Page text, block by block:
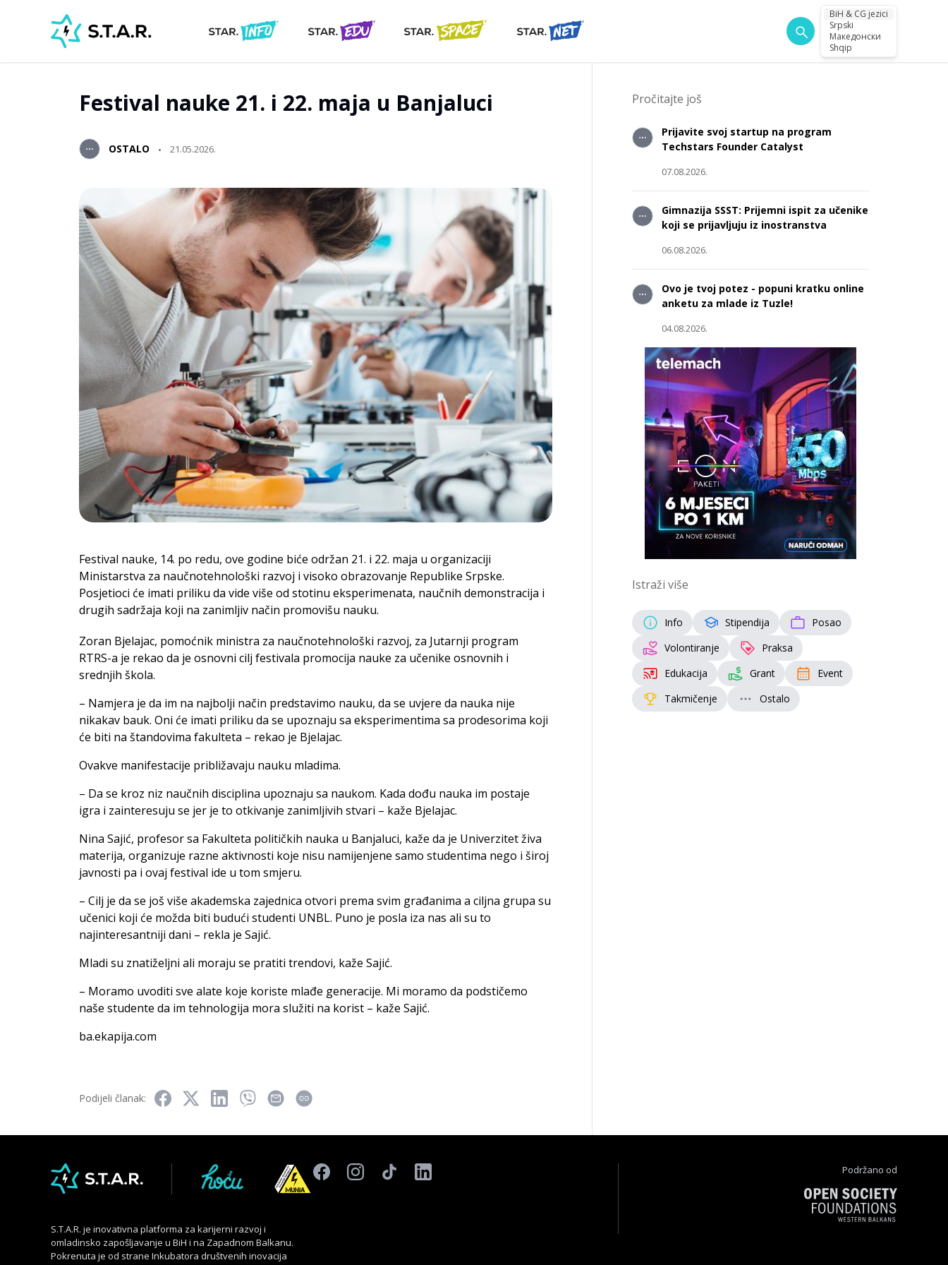
BiH & CG jezici
Srpski
Македонски
Shqip
Festival nauke 21. i 22. maja u Banjaluci
OSTALO 21.05.2026.
Festival nauke, 14. po redu, ove godine biće održan 21. i 22. maja u organizaciji
Ministarstva za naučnotehnološki razvoj i visoko obrazovanje Republike Srpske.
Posjetioci će imati priliku da vide više od stotinu eksperimenata, naučnih demonstracija i
drugih sadržaja koji na zanimljiv način promovišu nauku.
Zoran Bjelajac, pomoćnik ministra za naučnotehnološki razvoj, za Јutarnji program
RTRS-a je rekao da je osnovni cilj festivala promocija nauke za učenike osnovnih i
srednjih škola.
– Namjera je da im na najbolji način predstavimo nauku, da se uvjere da nauka nije
nikakav bauk. Oni će imati priliku da se upoznaju sa eksperimentima sa prodesorima koji
će biti na štandovima fakulteta – rekao je Bjelajac.
Ovakve manifestacije približavaju nauku mladima.
– Da se kroz niz naučnih disciplina upoznaju sa naukom. Kada dođu nauka im postaje
igra i zainteresuju se jer je to otkivanje zanimljivih stvari – kaže Bjelajac.
Nina Sajić, profesor sa Fakulteta političkih nauka u Banjaluci, kaže da je Univerzitet živa
materija, organizuje razne aktivnosti koje nisu namijenjene samo studentima nego i široj
javnosti pa i ovaj festival ide u tom smjeru.
– Cilj je da se još više akademska zajednica otvori prema svim građanima a ciljna grupa su
učenici koji će možda biti budući studenti UNBL. Puno je posla iza nas ali su to
najinteresantniji dani – rekla je Sajić.
Mladi su znatiželjni ali moraju se pratiti trendovi, kaže Sajić.
– Moramo uvoditi sve alate koje koriste mlađe generacije. Mi moramo da podstičemo
naše studente da im tehnologija mora služiti na korist – kaže Sajić.
ba.ekapija.com
Podijeli članak:
Pročitajte još
Prijavite svoj startup na program
Techstars Founder Catalyst
07.08.2026.
Gimnazija SSST: Prijemni ispit za učenike
koji se prijavljuju iz inostranstva
06.08.2026.
Ovo je tvoj potez - popuni kratku online
anketu za mlade iz Tuzle!
04.08.2026.
Istraži više
Info Stipendija
Posao
Volontiranje
Praksa
Edukacija
Grant
Event
Takmičenje
Ostalo
S.T.A.R. je inovativna platforma za karijerni razvoj i
omladinsko zapošljavanje u BiH i na Zapadnom Balkanu.
Pokrenuta je od strane Inkubatora društvenih inovacija
Podržano od